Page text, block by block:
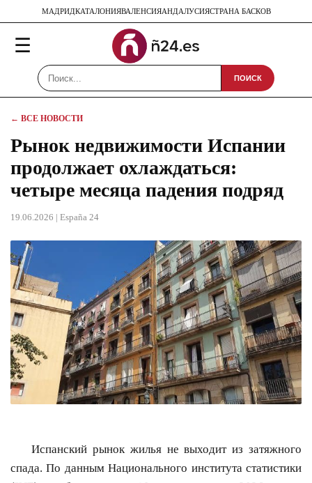
МАДРИДКАТАЛОНИЯВАЛЕНСИЯАНДАЛУСИЯСТРАНА БАСКОВ
☰
ПОИСК
← ВСЕ НОВОСТИ
Рынок недвижимости Испании
продолжает охлаждаться:
четыре месяца падения подряд
19.06.2026 | España 24
Испанский рынок жилья не выходит из затяжного
спада. По данным Национального института статистики